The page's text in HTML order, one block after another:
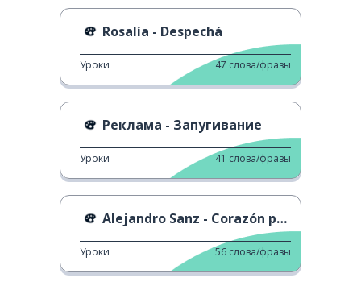
Rosalía - Despechá
Уроки 47 слова/фразы
Реклама - Запугивание
Уроки 41 слова/фразы
Alejandro Sanz - Corazón partío
Уроки 56 слова/фразы